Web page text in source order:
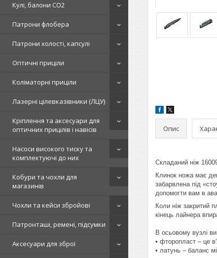
Кулі, балони СО2
Патрони флобера
Патрони холості, капсулі
Оптичні приціли
Коліматорні приціли
Лазерні цілевказівники (ЛЦУ)
Кріплення та аксесуари для
оптичних прицілів і навісів
Насоси високого тиску та
комплектуючі до них
Кобури та чохли для
магазинів
Чохли та кейси збройові
Патронташі, ремені, підсумки
Аксесуари для зброї
Опис
Складаний ніж
Клинок ножа має
забарвлена під
допомогти вам в
Коли ніж закритий
кінець лайнера
В осьовому вузлі
• фторопласт – це
• латунь – баланс